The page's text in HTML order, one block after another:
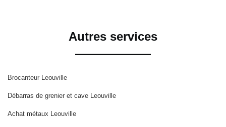
Autres services
Brocanteur Leouville
Débarras de grenier et cave Leouville
Achat métaux Leouville